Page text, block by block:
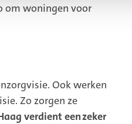
om woningen voor
Ook werken
Zo zorgen ze
verdient eenzeker